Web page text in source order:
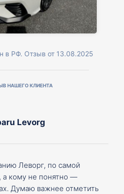
в РФ. Отзыв от 13.08.2025
НАШЕГО КЛИЕНТА
Levorg
Леворг, по самой
а кому не понятно —
Думаю важнее отметить